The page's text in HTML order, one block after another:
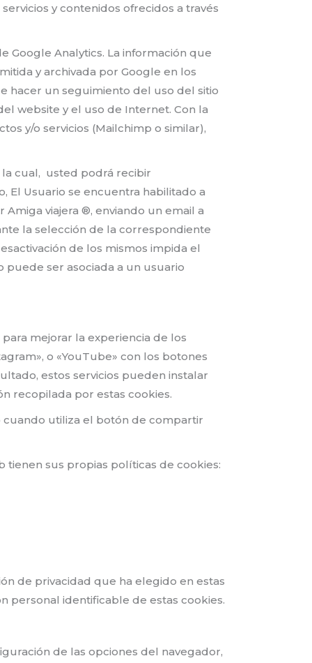
y contenidos ofrecidos a través
Google Analytics. La información que
y archivada por Google en los
hacer un seguimiento del uso del sitio
website y el uso de Internet. Con la
y/o servicios (Mailchimp o similar),
cual, usted podrá recibir
El Usuario se encuentra habilitado a
viajera ®, enviando un email a
la selección de la correspondiente
de los mismos impida el
puede ser asociada a un usuario
mejorar la experiencia de los
o «YouTube» con los botones
estos servicios pueden instalar
recopilada por estas cookies.
cuando utiliza el botón de compartir
tienen sus propias políticas de cookies:
de privacidad que ha elegido en estas
personal identificable de estas cookies.
de las opciones del navegador,